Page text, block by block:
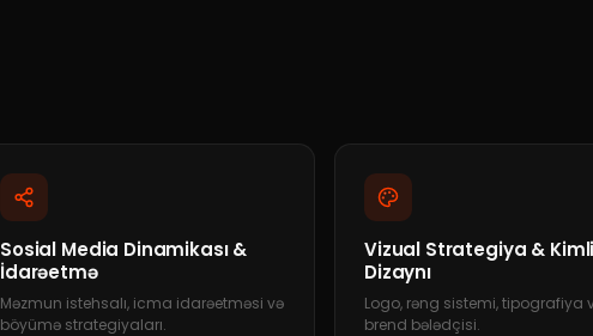
Sosial Media Dinamikası &
İdarəetmə
Məzmun istehsalı, icma idarəetməsi və
böyümə strategiyaları.
Vizual Strategiya &
Dizaynı
Logo, rəng sistemi, tipografiya
brend bələdçisi.